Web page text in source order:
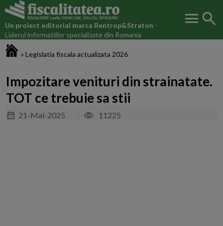
Un proiect editorial marca Rentrop&Straton -
Liderul informatiilor specializate din Romania
menu search
» Legislatia fiscala actualizata 2026
Impozitare venituri din strainatate.
TOT ce trebuie sa stii
21-Mai-2025 11225